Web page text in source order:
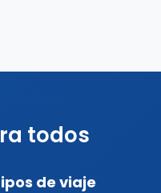
todos
de viaje